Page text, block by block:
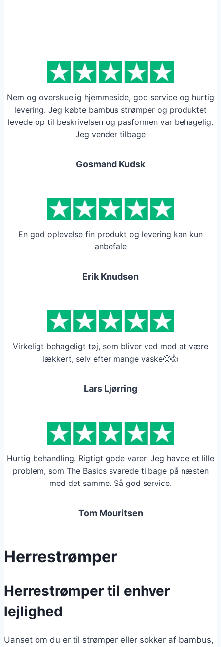
Mulighederne
kan
vælges
på
varesiden
Nem og overskuelig hjemmeside, god service og hurtig
levering. Jeg købte bambus strømper og produktet
levede op til beskrivelsen og pasformen var behagelig.
Jeg vender tilbage
Gosmand Kudsk
En god oplevelse fin produkt og levering kan kun
anbefale
Erik Knudsen
Virkeligt behageligt tøj, som bliver ved med at være
lækkert, selv efter mange vaske🙂👍
Lars Ljørring
Hurtig behandling. Rigtigt gode varer. Jeg havde et lille
problem, som The Basics svarede tilbage på næsten
med det samme. Så god service.
Tom Mouritsen
Herrestrømper
Herrestrømper til enhver
lejlighed
Uanset om du er til strømper eller sokker af bambus,